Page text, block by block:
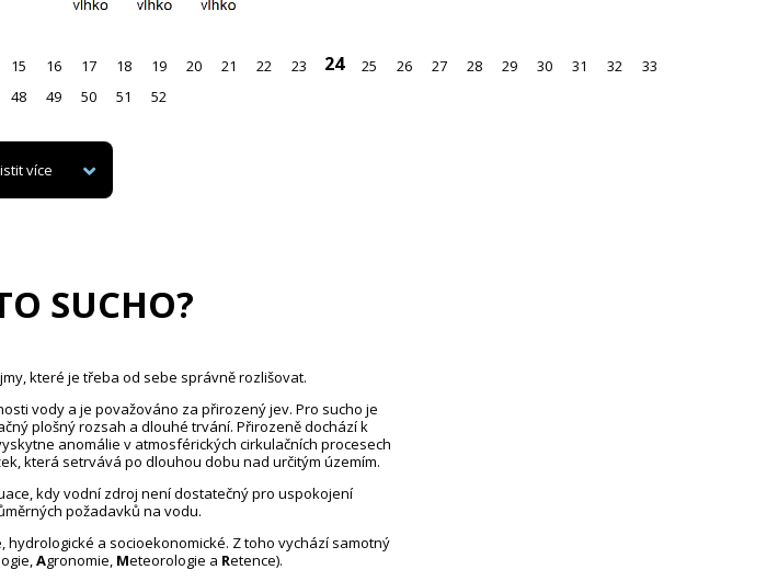
15 16 17 18 19 20 21 22 23 24 25 26 27 28 29 30 31 32
33
48 49 50 51 52
více
SUCHO?
které je třeba od sebe správně rozlišovat.
vody a je považováno za přirozený jev. Pro sucho je
plošný rozsah a dlouhé trvání. Přirozeně dochází k
anomálie v atmosférických cirkulačních procesech
která setrvává po dlouhou dobu nad určitým územím.
kdy vodní zdroj není dostatečný pro uspokojení
požadavků na vodu.
hydrologické a socioekonomické. Z toho vychází samotný
Agronomie, Meteorologie a Retence).